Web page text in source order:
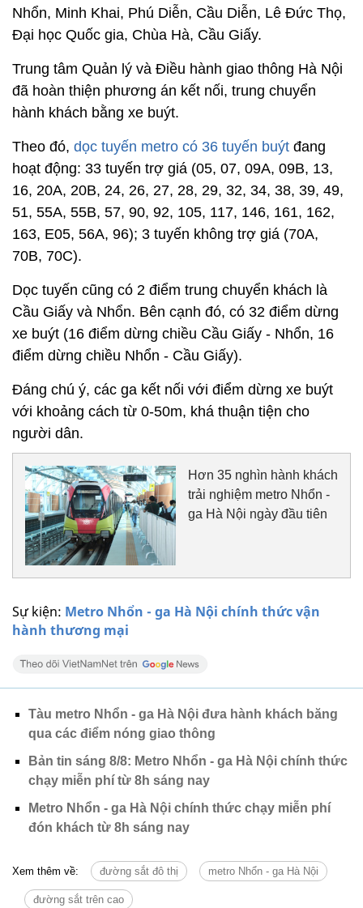
Sự kiện: Metro Nhổn - ga Hà Nội chính thức vận
hành thương mại
Nhổn, Minh Khai, Phú Diễn, Cầu Diễn, Lê Đức Thọ,
Đại học Quốc gia, Chùa Hà, Cầu Giấy.
Trung tâm Quản lý và Điều hành giao thông Hà Nội
đã hoàn thiện phương án kết nối, trung chuyển
hành khách bằng xe buýt.
Theo đó, dọc tuyến metro có 36 tuyến buýt đang
hoạt động: 33 tuyến trợ giá (05, 07, 09A, 09B, 13,
16, 20A, 20B, 24, 26, 27, 28, 29, 32, 34, 38, 39, 49,
51, 55A, 55B, 57, 90, 92, 105, 117, 146, 161, 162,
163, E05, 56A, 96); 3 tuyến không trợ giá (70A,
70B, 70C).
Dọc tuyến cũng có 2 điểm trung chuyển khách là
Cầu Giấy và Nhổn. Bên cạnh đó, có 32 điểm dừng
xe buýt (16 điểm dừng chiều Cầu Giấy - Nhổn, 16
điểm dừng chiều Nhổn - Cầu Giấy).
Đáng chú ý, các ga kết nối với điểm dừng xe buýt
với khoảng cách từ 0-50m, khá thuận tiện cho
người dân.
Hơn 35 nghìn hành khách
trải nghiệm metro Nhổn -
ga Hà Nội ngày đầu tiên
Tàu metro Nhổn - ga Hà Nội đưa hành khách băng
qua các điểm nóng giao thông
Bản tin sáng 8/8: Metro Nhổn - ga Hà Nội chính thức
chạy miễn phí từ 8h sáng nay
Metro Nhổn - ga Hà Nội chính thức chạy miễn phí
đón khách từ 8h sáng nay
Xem thêm về: đường sắt đô thị metro Nhổn - ga Hà Nội
đường sắt trên cao